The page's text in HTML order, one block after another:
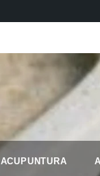
ACUPUNTURA